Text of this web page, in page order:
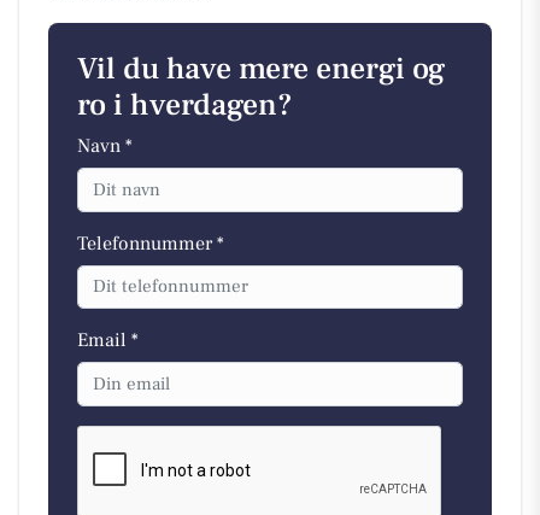
Vil du have mere energi og
ro i hverdagen?
Navn *
Telefonnummer *
Email *